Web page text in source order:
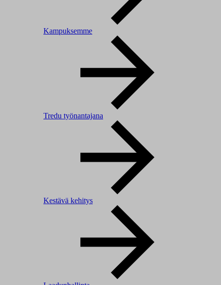
Kampuksemme
Tredu työnantajana
Kestävä kehitys